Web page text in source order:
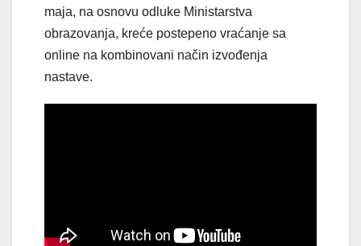
maja, na osnovu odluke Ministarstva
obrazovanja, kreće postepeno vraćanje sa
online na kombinovani način izvođenja
nastave.